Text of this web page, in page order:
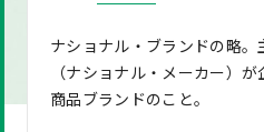
ナショナル・ブランドの略
（ナショナル・メーカー）
商品ブランドのこと。